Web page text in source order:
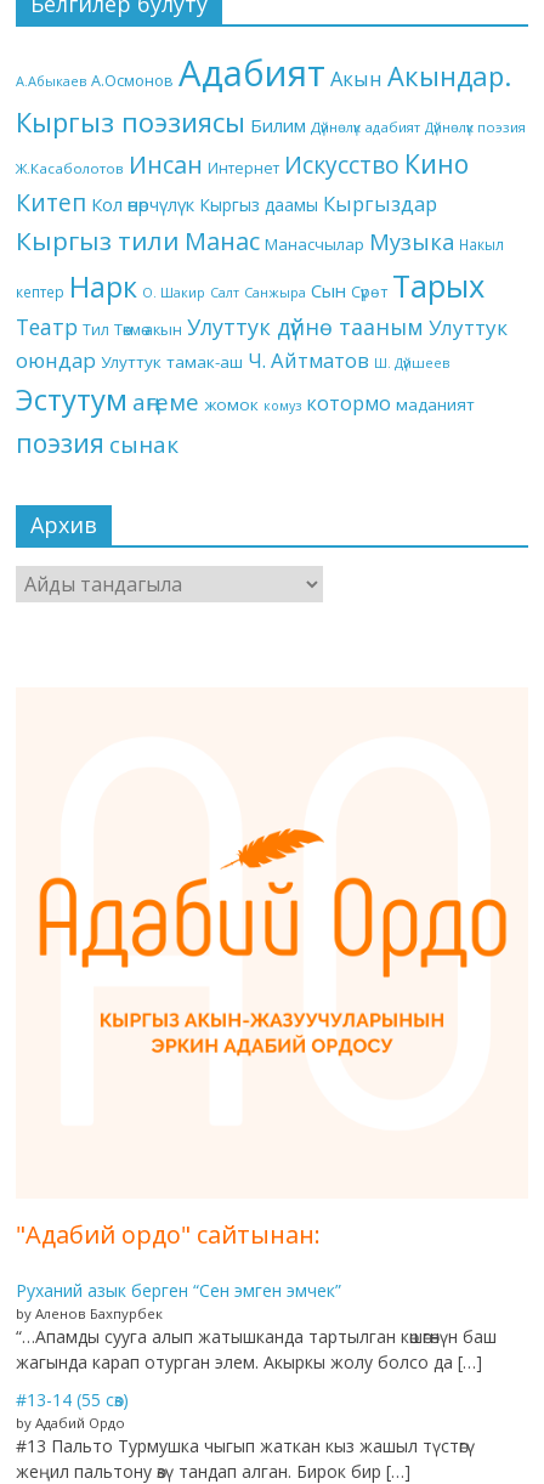
А.Абыкаев А.Осмонов Адабият Акын Акындар.
Кыргыз поэзиясы Билим Дүйнөлүк адабият Дүйнөлүк поэзия
Ж.Касаболотов Инсан Интернет Искусство Кино
Китеп Кол өнөрчүлүк Кыргыз даамы Кыргыздар
Кыргыз тили Манас Манасчылар Музыка Накыл
кептер Нарк О. Шакир Салт Санжыра Сын Сүрөт Тарых
Театр Тил Төкмө акын Улуттук дүйнө тааным Улуттук
оюндар Улуттук тамак-аш Ч. Айтматов Ш. Дүйшеев
Эстутум аңгеме жомок комуз котормо маданият
поэзия сынак
Архив
Архив
"Адабий ордо" сайтынан:
Руханий азык берген “Сен эмген эмчек”
by Аленов Бахпурбек
“…Апамды сууга алып жатышканда тартылган көшөгөнүн баш
жагында карап отурган элем. Акыркы жолу болсо да […]
#13-14 (55 сөз)
by Адабий Ордо
#13 Пальто Турмушка чыгып жаткан кыз жашыл түстөгү
жеңил пальтону өзү тандап алган. Бирок бир […]